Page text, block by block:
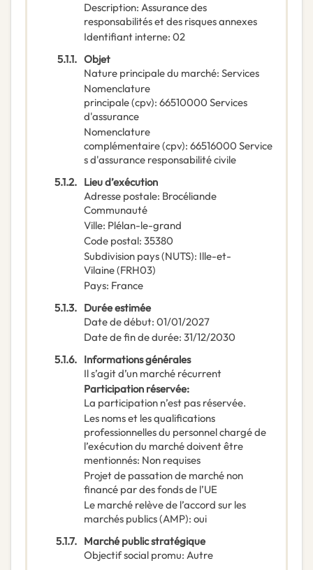
Description: Assurance des
responsabilités et des risques annexes
Identifiant interne: 02
5.1.1. Objet
Nature principale du marché: Services
Nomenclature
principale(cpv): 66510000 Services
d'assurance
Nomenclature
complémentaire(cpv): 66516000 Service
s d'assurance responsabilité civile
5.1.2. Lieu d’exécution
Adresse postale: Brocéliande
Communauté
Ville: Plélan-le-grand
Code postal: 35380
Subdivision pays (NUTS): Ille-et-
Vilaine(FRH03)
Pays: France
5.1.3. Durée estimée
Date de début: 01/01/2027
Date de fin de durée: 31/12/2030
5.1.6. Informations générales
Il s’agit d’un marché récurrent
Participation réservée:
La participation n’est pas réservée.
Les noms et les qualifications
professionnelles du personnel chargé de
l’exécution du marché doivent être
mentionnés: Non requises
Projet de passation de marché non
financé par des fonds de l’UE
Le marché relève de l’accord sur les
marchés publics (AMP): oui
5.1.7. Marché public stratégique
Objectif social promu: Autre